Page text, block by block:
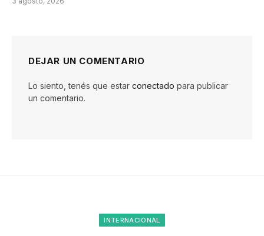
DEJAR UN COMENTARIO
Lo siento, tenés que estar conectado para publicar
un comentario.
INTERNACIONAL